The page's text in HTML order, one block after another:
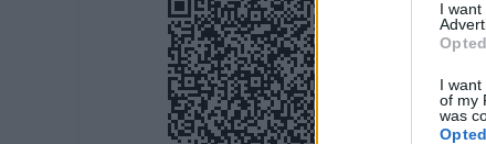
I
I
of my
was